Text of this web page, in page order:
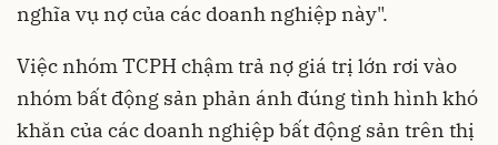
nghĩa vụ nợ của các doanh nghiệp này".
Việc nhóm TCPH chậm trả nợ giá trị lớn rơi vào
nhóm bất động sản phản ánh đúng tình hình khó
khăn của các doanh nghiệp bất động sản trên thị